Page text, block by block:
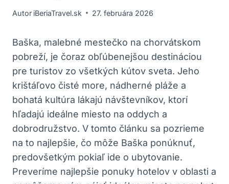
Autor iBeriaTravel.sk 27. februára 2026
Baška, malebné mestečko na chorvátskom
pobreží, je čoraz obľúbenejšou destináciou
pre turistov zo všetkých kútov sveta. Jeho
krištáľovo čisté more, nádherné pláže a
bohatá kultúra lákajú návštevníkov, ktorí
hľadajú ideálne miesto na oddych a
dobrodružstvo. V tomto článku sa pozrieme
na to najlepšie, čo môže Baška ponúknuť,
predovšetkým pokiaľ ide o ubytovanie.
Preveríme najlepšie ponuky hotelov v oblasti a